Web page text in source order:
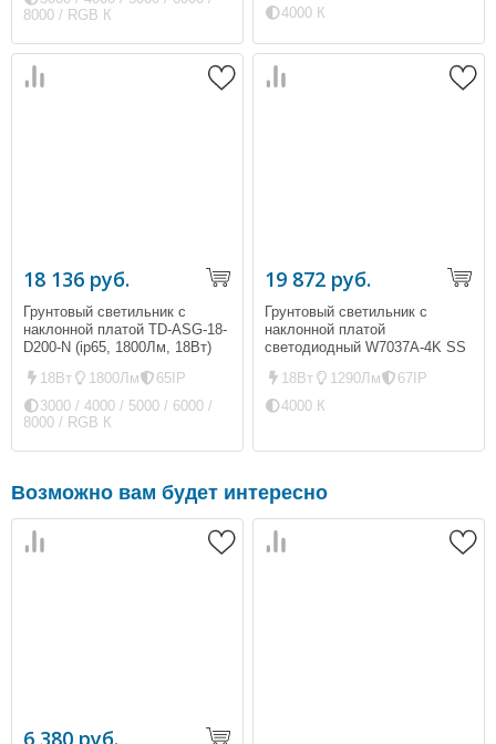
8000 / RGB К
4000 К
18 136 руб.
Грунтовый светильник с
наклонной платой TD-ASG-18-
D200-N (ip65, 1800Лм, 18Вт)
18Вт
1800Лм
65IP
3000 / 4000 / 5000 / 6000 /
8000 / RGB К
19 872 руб.
Грунтовый светильник с
наклонной платой
светодиодный W7037A-4K SS
18Вт
1290Лм
67IP
4000 К
Возможно вам будет интересно
6 380 руб.